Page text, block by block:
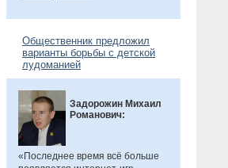
учет домашних животных и
владельцев. Особенно важно,
что регистрация бесплатна, а
владельцам нужно лишь
оплатить чип или метку. Новые
правила помогут сделать
контроль за питомцами более
прозрачным и системным», -
сказал общественник.
Общественник предложил
варианты борьбы с детской
лудоманией
Задорожин Михаил
Романович:
«Последнее время всё больше